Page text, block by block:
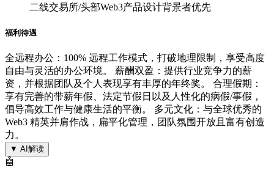
二线交易所/头部Web3产品设计背景者优先
福利待遇
全远程办公：100% 远程工作模式，打破地理限制，享受高度
自由与灵活的办公环境。 薪酬双盈：提供行业竞争力的薪
资，并根据团队及个人表现享有丰厚的年终奖。 合理假期：
享有完善的带薪年假、法定节假日以及人性化的病假/事假，
倡导高效工作与健康生活的平衡。 多元文化：与全球优秀的
Web3 精英并肩作战，扁平化管理，团队氛围开放且富有创造
力。
▼ AI解读
🤖